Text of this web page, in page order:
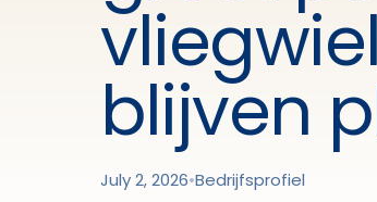
blijven
July 2, 2026•Bedrijfsprofiel